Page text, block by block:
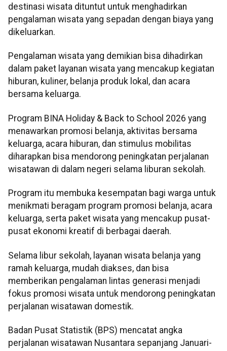
destinasi wisata dituntut untuk menghadirkan
pengalaman wisata yang sepadan dengan biaya yang
dikeluarkan.
Pengalaman wisata yang demikian bisa dihadirkan
dalam paket layanan wisata yang mencakup kegiatan
hiburan, kuliner, belanja produk lokal, dan acara
bersama keluarga.
Program BINA Holiday & Back to School 2026 yang
menawarkan promosi belanja, aktivitas bersama
keluarga, acara hiburan, dan stimulus mobilitas
diharapkan bisa mendorong peningkatan perjalanan
wisatawan di dalam negeri selama liburan sekolah.
Program itu membuka kesempatan bagi warga untuk
menikmati beragam program promosi belanja, acara
keluarga, serta paket wisata yang mencakup pusat-
pusat ekonomi kreatif di berbagai daerah.
Selama libur sekolah, layanan wisata belanja yang
ramah keluarga, mudah diakses, dan bisa
memberikan pengalaman lintas generasi menjadi
fokus promosi wisata untuk mendorong peningkatan
perjalanan wisatawan domestik.
Badan Pusat Statistik (BPS) mencatat angka
perjalanan wisatawan Nusantara sepanjang Januari-